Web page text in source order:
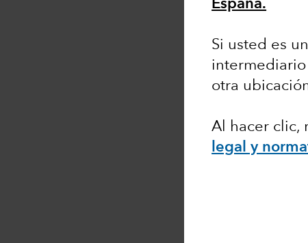
España.
Si usted es
otra
Al hacer clic,
legal y